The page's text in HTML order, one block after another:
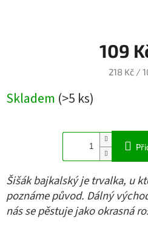
109
Měrná
218 Kč /
Skladem (>5 ks)
Šišák bajkalský je trvalka, u
poznáme původ. Dálný
nás se pěstuje jako okrasná